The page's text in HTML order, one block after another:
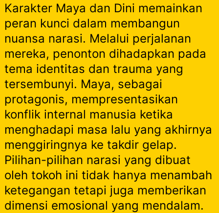
Karakter Maya dan Dini memainkan
peran kunci dalam membangun
nuansa narasi. Melalui perjalanan
mereka, penonton dihadapkan pada
tema identitas dan trauma yang
tersembunyi. Maya, sebagai
protagonis, mempresentasikan
konflik internal manusia ketika
menghadapi masa lalu yang akhirnya
menggiringnya ke takdir gelap.
Pilihan-pilihan narasi yang dibuat
oleh tokoh ini tidak hanya menambah
ketegangan tetapi juga memberikan
dimensi emosional yang mendalam.